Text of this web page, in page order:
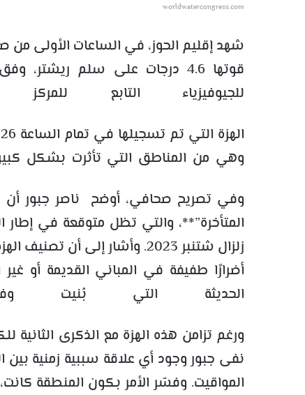
worldwatercongress.com
قوتها 4.6 درجات على سلم
للجيوفيزياء التابع
وهي من المناطق التي تأثرت بشكل كبير
وفي تصريح صحافي، أوضح ناصر جبور أن
المتأخرة”**، والتي تظل متوقعة في إطار
زلزال شتنبر 2023. وأشار إلى
أضرارًا طفيفة في المباني القديمة أو
الحديثة التي بُنيت وفق
ورغم تزامن هذه الهزة مع الذكرى الثانية
نفى جبور وجود أي علاقة سببية زمنية بين
المواقيت. وفسّر الأمر بكون المنطقة